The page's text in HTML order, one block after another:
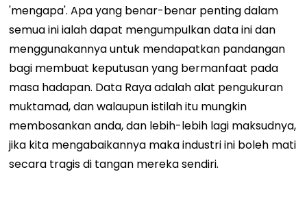
'mengapa'. Apa yang benar-benar penting dalam
semua ini ialah dapat mengumpulkan data ini dan
menggunakannya untuk mendapatkan pandangan
bagi membuat keputusan yang bermanfaat pada
masa hadapan. Data Raya adalah alat pengukuran
muktamad, dan walaupun istilah itu mungkin
membosankan anda, dan lebih-lebih lagi maksudnya,
jika kita mengabaikannya maka industri ini boleh mati
secara tragis di tangan mereka sendiri.